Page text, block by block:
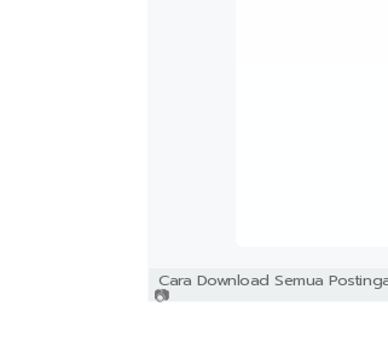
Cara Download Semua